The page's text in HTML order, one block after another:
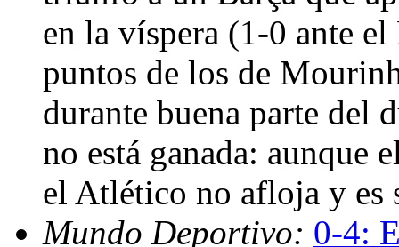
en la víspera (1-0 ante
puntos de los de
durante buena parte del
no está ganada: aunque
el Atlético no afloja y
Mundo Deportivo: 0-4: